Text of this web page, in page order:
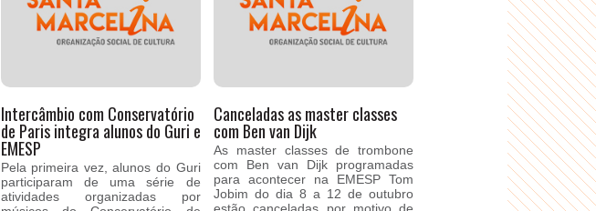
Intercâmbio com Conservatório
de Paris integra alunos do Guri e
EMESP
Pela primeira vez, alunos do Guri
participaram de uma série de
atividades organizadas por
Canceladas as master classes
com Ben van Dijk
As master classes de trombone
com Ben van Dijk programadas
para acontecer na EMESP Tom
Jobim do dia 8 a 12 de outubro